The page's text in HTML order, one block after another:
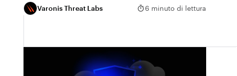
spiega come funziona e perché è importante.
Varonis Threat Labs 6 minuto di lettura